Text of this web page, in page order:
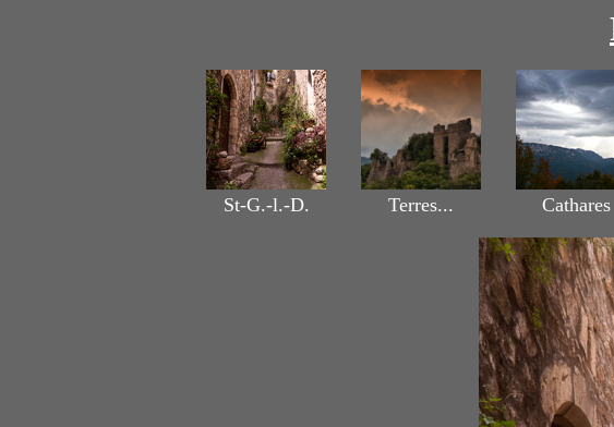
St-G.-l.-D. Terres... Cathares